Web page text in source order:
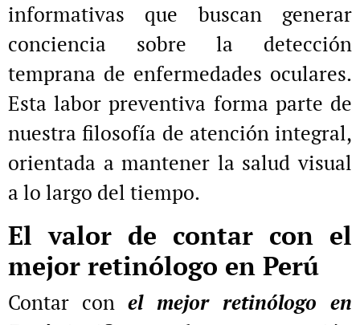
informativas que buscan generar
conciencia sobre la detección
temprana de enfermedades oculares.
Esta labor preventiva forma parte de
nuestra filosofía de atención integral,
orientada a mantener la salud visual
a lo largo del tiempo.
El valor de contar con el
mejor retinólogo en Perú
Contar con el mejor retinólogo en